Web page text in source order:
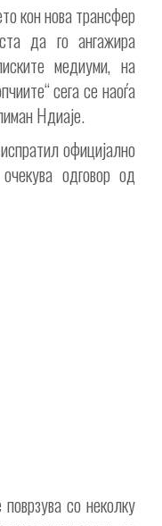
кон нова трансфер
да го ангажира
медиуми, на
сега се наоѓа
Ндиаје.
официјално
одговор од
со неколку